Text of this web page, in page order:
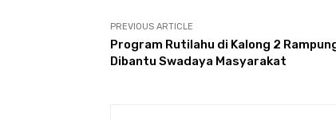
PREVIOUS ARTICLE
Program Rutilahu di Kalong 2
Dibantu Swadaya Masyarakat